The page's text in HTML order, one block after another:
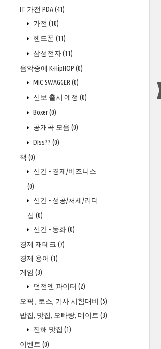
IT 가전 PDA(41)
가전 (10)
핸드폰 (11)
삼성전자(11)
음악중에 K-HipHOP (0)
MIC SWAGGER (0)
신보 출시 예정 (0)
Boxer(0)
공개곡 모음 (0)
DIss?? (0)
책 (0)
신간 - 경제/비즈니스
(0)
신간 - 성공/처세/리더
십 (0)
신간 - 동화(0)
경제 재테크 (7)
경제 용어 (1)
게임 (3)
던전앤 파이터 (2)
오픽 , 토스, 기사 시험대비 (5)
밥집, 맛집, 오빠랑, 데이트 (3)
진해 맛집 (1)
이벤트 (0)